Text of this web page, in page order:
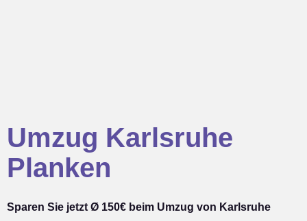
Umzug Karlsruhe
Planken
Sparen Sie jetzt Ø 150€ beim Umzug von Karlsruhe